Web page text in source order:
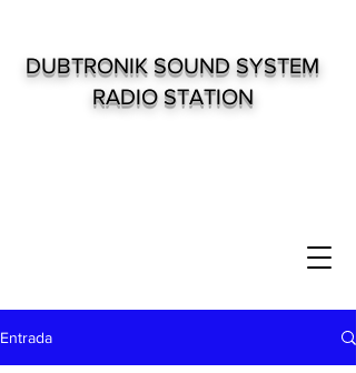
DUBTRONIK SOUND SYSTEM
RADIO STATION
Entrada